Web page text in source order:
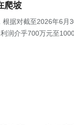
爬坡
据对截至2026年6月
润介乎700万元至